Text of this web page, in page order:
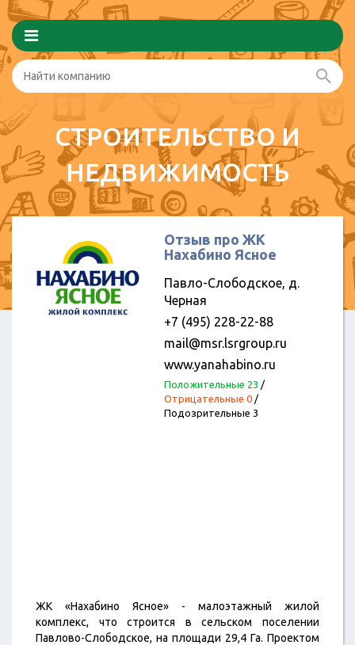
СТРОИТЕЛЬСТВО И
НЕДВИЖИМОСТЬ
Отзыв про ЖК
Нахабино Ясное
Павло-Слободское, д.
Черная
+7 (495) 228-22-88
mail@msr.lsrgroup.ru
www.yanahabino.ru
Положительные 23 /
Отрицательные 0/
Подозрительные 3
ЖК «Нахабино Ясное» - малоэтажный жилой
комплекс, что строится в сельском поселении
Павлово-Слободское, на площади 29,4 Га. Проектом